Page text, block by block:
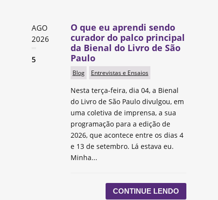
AGO
2026
5
O que eu aprendi sendo
curador do palco principal
da Bienal do Livro de São
Paulo
Blog Entrevistas e Ensaios
Nesta terça-feira, dia 04, a Bienal
do Livro de São Paulo divulgou, em
uma coletiva de imprensa, a sua
programação para a edição de
2026, que acontece entre os dias 4
e 13 de setembro. Lá estava eu.
Minha...
CONTINUE LENDO